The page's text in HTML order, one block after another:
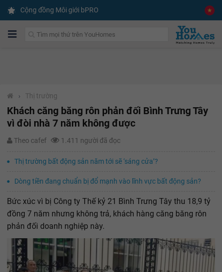
Cộng đồng Môi giới bPRO
› Thị trường
Khách căng băng rôn phản đối Bình Trưng Tây
vì đòi nhà 7 năm không được
Theo cafef 1.411 người đã đọc
Thị trường bất động sản năm tới sẽ ‘sáng cửa’?
Dòng tiền đang chuẩn bị đổ mạnh vào lĩnh vực bất động sản?
Bức xúc vì bị Công ty Thế kỷ 21 Bình Trưng Tây thu 18,9 tỷ
đồng 7 năm nhưng không trả, khách hàng căng băng rôn
phản đối doanh nghiệp này.